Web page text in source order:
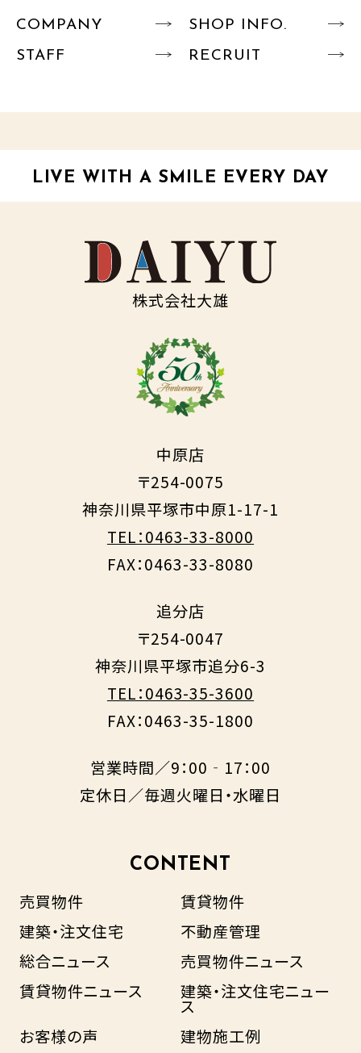
COMPANY
SHOP INFO.
STAFF
RECRUIT
LIVE WITH A SMILE EVERY DAY
株式会社大雄
中原店
〒254-0075
神奈川県平塚市中原1-17-1
TEL：0463-33-8000
FAX：0463-33-8080
追分店
〒254-0047
神奈川県平塚市追分6-3
TEL：0463-35-3600
FAX：0463-35-1800
営業時間／9：00‐17：00
定休日／毎週火曜日・水曜日
CONTENT
売買物件
賃貸物件
建築・注文住宅
不動産管理
総合ニュース
売買物件ニュース
賃貸物件ニュース
建築・注文住宅ニュー
ス
お客様の声
建物施工例